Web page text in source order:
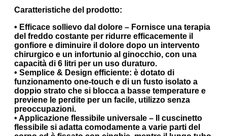
Caratteristiche del prodotto:
• Efficace sollievo dal dolore – Fornisce una terapia
del freddo costante per ridurre efficacemente il
gonfiore e diminuire il dolore dopo un intervento
chirurgico e un infortunio al ginocchio, con una
capacità di 6 litri per un uso duraturo.
• Semplice & Design efficiente: è dotato di
funzionamento one-touch e di un fusto isolato a
doppio strato che si blocca a basse temperature e
previene le perdite per un facile, utilizzo senza
preoccupazioni.
• Applicazione flessibile universale – Il cuscinetto
flessibile si adatta comodamente a varie parti del